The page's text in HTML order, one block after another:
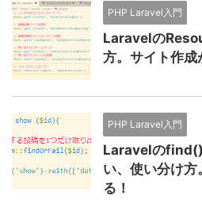
PHP Laravel入門
Laravelの
方。サイト作成
PHP Laravel入門
Laravelの
い、使い分け
る！